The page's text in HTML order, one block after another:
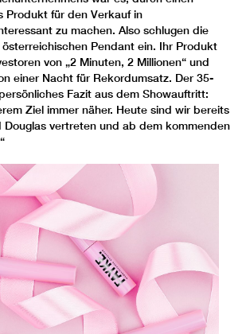
Produkt für den Verkauf in
zu machen. Also schlugen die
Pendant ein. Ihr Produkt
von „2 Minuten, 2 Millionen“ und
einer Nacht für Rekordumsatz. Der 35-
Fazit aus dem Showauftritt:
Ziel immer näher. Heute sind wir bereits
Douglas vertreten und ab dem kommenden